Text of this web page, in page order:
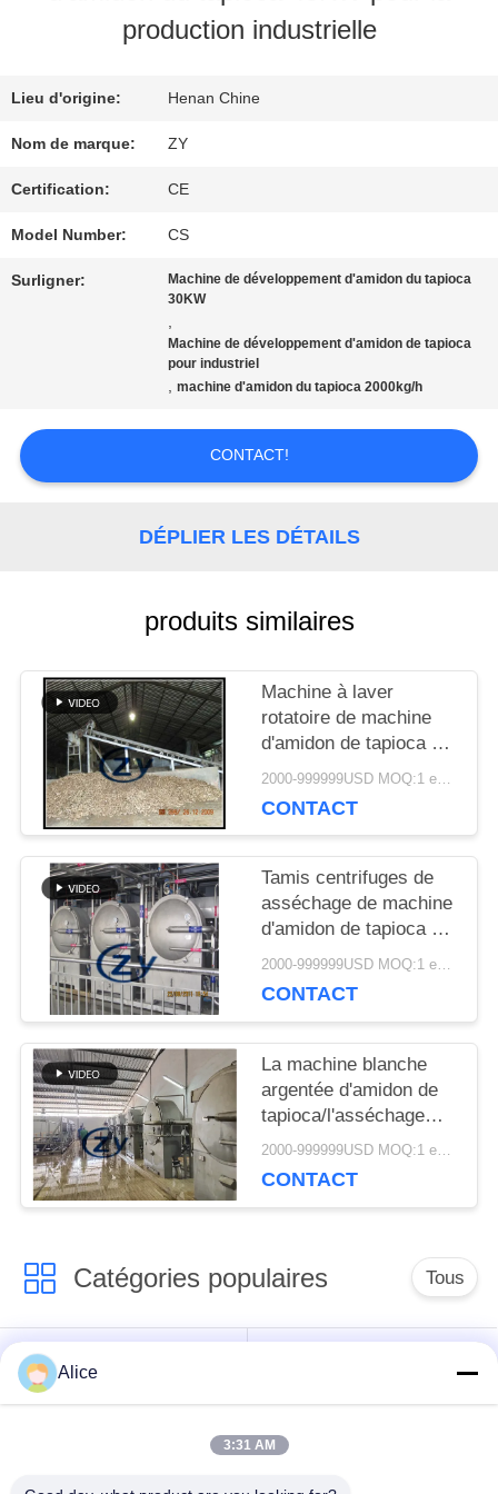
VISITE
CONTRÔLE
DE
QUALITÉ
CONTACTEZ-
NOUVELLES
DEMANDEZ
CITATION
PLAN
SITE
PRIVACY
POLICY
production industrielle
Lieu d'origine: Henan Chine
Nom de marque: ZY
Certification: CE
Model Number: CS
Surligner:
Machine de développement d'amidon du tapioca
30KW
,
Machine de développement d'amidon de tapioca
pour industriel
,machine d'amidon du tapioca 2000kg/h
CONTACT!
DÉPLIER LES DÉTAILS
produits similaires
Machine à laver
rotatoire de machine
d'amidon de tapioca de
grande
d'industrie
2000-999999USD MOQ:1 ensemble
CONTACT
Tamis centrifuges de
asséchage de machine
d'amidon de tapioca de
fibre multifonctionnels 2000-999999USD MOQ:1 ensemble
CONTACT
La machine blanche
argentée d'amidon de
tapioca/l'asséchage
tamise fonctionnel
2000-999999USD MOQ:1 ensemble
CONTACT
Catégories populaires Tous
Machine de
développement
d'amidon de manioc
tapioca
Alice
3:31 AM